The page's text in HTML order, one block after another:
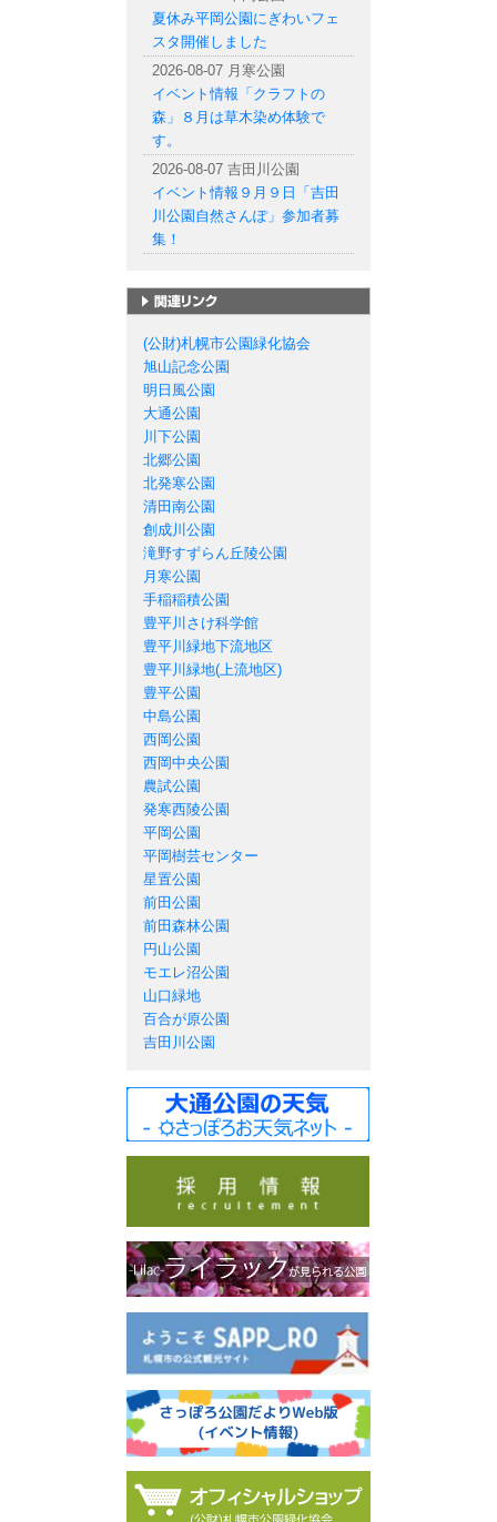
夏休み平岡公園にぎわいフェ
スタ開催しました
2026-08-07 月寒公園
イベント情報「クラフトの
森」８月は草木染め体験で
す。
2026-08-07 吉田川公園
イベント情報９月９日「吉田
川公園自然さんぽ」参加者募
集！
(公財)札幌市公園緑化協会
旭山記念公園
明日風公園
大通公園
川下公園
北郷公園
北発寒公園
清田南公園
創成川公園
滝野すずらん丘陵公園
月寒公園
手稲稲積公園
豊平川さけ科学館
豊平川緑地下流地区
豊平川緑地(上流地区)
豊平公園
中島公園
西岡公園
西岡中央公園
農試公園
発寒西陵公園
平岡公園
平岡樹芸センター
星置公園
前田公園
前田森林公園
円山公園
モエレ沼公園
山口緑地
百合が原公園
吉田川公園